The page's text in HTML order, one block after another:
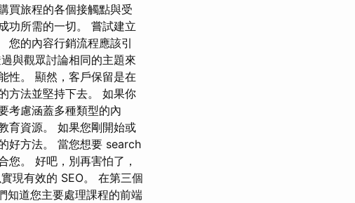
買旅程的各個接觸點與受
功所需的一切。 嘗試建立
您的內容行銷流程應該引
與觀眾討論相同的主題來
性。 顯然，客戶保留是在
方法並堅持下去。 如果你
考慮涵蓋多種類型的內
育資源。 如果您剛開始或
好方法。 當您想要 search
。 好吧，別再害怕了，
現有效的 SEO。 在第三個
知道您主要處理課程的前端